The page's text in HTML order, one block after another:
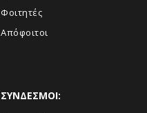
Φοιτητές
Απόφοιτοι
ΣΥΝΔΕΣΜΟΙ: